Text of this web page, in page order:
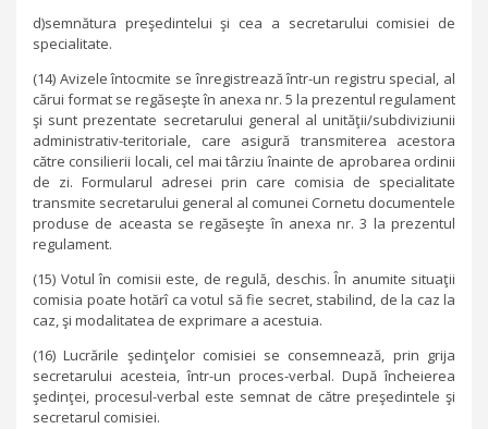
d)semnătura preşedintelui şi cea a secretarului comisiei de
specialitate.
(14) Avizele întocmite se înregistrează într-un registru special, al
cărui format se regăseşte în anexa nr. 5 la prezentul regulament
şi sunt prezentate secretarului general al unităţii/subdiviziunii
administrativ-teritoriale, care asigură transmiterea acestora
către consilierii locali, cel mai târziu înainte de aprobarea ordinii
de zi. Formularul adresei prin care comisia de specialitate
transmite secretarului general al comunei Cornetu documentele
produse de aceasta se regăseşte în anexa nr. 3 la prezentul
regulament.
(15) Votul în comisii este, de regulă, deschis. În anumite situaţii
comisia poate hotărî ca votul să fie secret, stabilind, de la caz la
caz, şi modalitatea de exprimare a acestuia.
(16) Lucrările şedinţelor comisiei se consemnează, prin grija
secretarului acesteia, într-un proces-verbal. După încheierea
şedinţei, procesul-verbal este semnat de către preşedintele şi
secretarul comisiei.